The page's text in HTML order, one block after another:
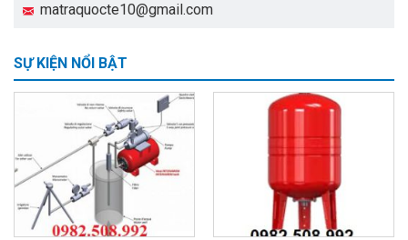
matraquocte10@gmail.com
SỰ KIỆN NỔI BẬT